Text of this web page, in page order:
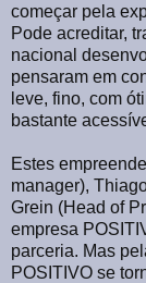
começar pela
Pode acreditar,
nacional
pensaram em
leve, fino, com
bastante
Estes
manager),
Grein (Head of
empresa
parceria. Mas
POSITIVO se